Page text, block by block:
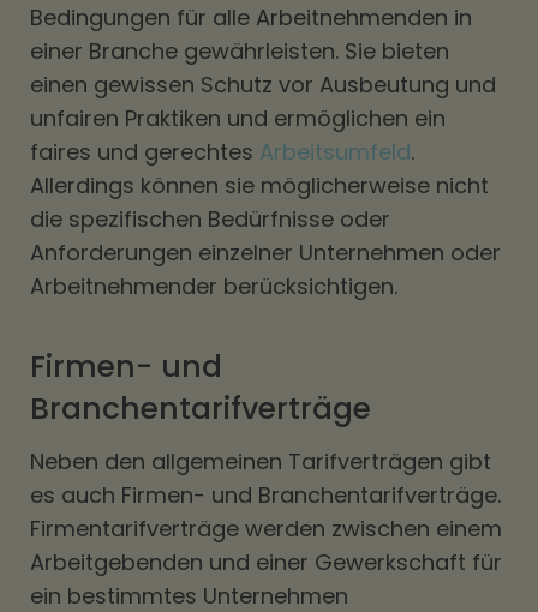
Bedingungen für alle Arbeitnehmenden in
einer Branche gewährleisten. Sie bieten
einen gewissen Schutz vor Ausbeutung und
unfairen Praktiken und ermöglichen ein
faires und gerechtes Arbeitsumfeld.
Allerdings können sie möglicherweise nicht
die spezifischen Bedürfnisse oder
Anforderungen einzelner Unternehmen oder
Arbeitnehmender berücksichtigen.
Firmen- und
Branchentarifverträge
Neben den allgemeinen Tarifverträgen gibt
es auch Firmen- und Branchentarifverträge.
Firmen­tarifverträge werden zwischen einem
Arbeitgebenden und einer Gewerkschaft für
ein bestimmtes Unternehmen